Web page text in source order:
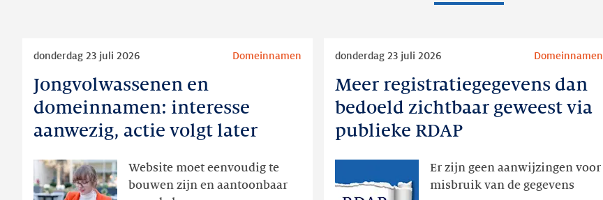
Jongvolwassenen en
domeinnamen: interesse
aanwezig, actie volgt later
donderdag 23 juli 2026 Domeinnamen
Website moet eenvoudig te
bouwen zijn en aantoonbaar
Jongvolwassenen
domeinnamen:
interesse
volgt
Meer registratiegegevens dan
bedoeld zichtbaar geweest via
publieke RDAP
donderdag 23 juli 2026 Domeinnamen
Er zijn geen aanwijzingen voor
misbruik van de gegevens
Meer
registratiegegevens
dan
bedoeld
via